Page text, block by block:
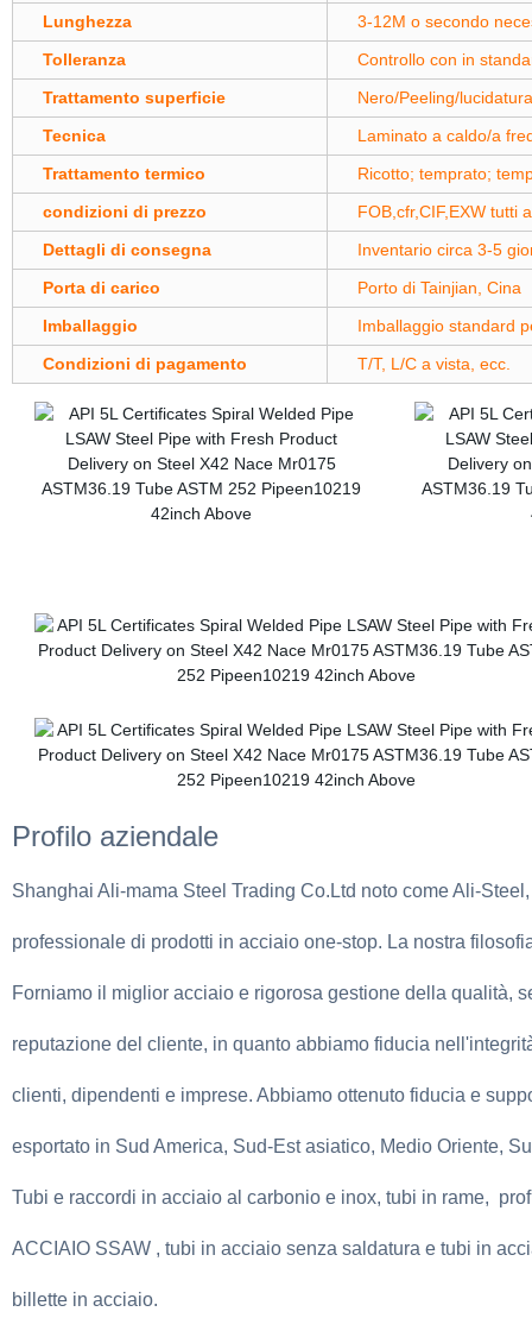
Lunghezza
3-12M o secondo
Tolleranza
Controllo con in
Trattamento superficie
Nero/Peeling/
Tecnica
Laminato a caldo/a
Trattamento termico
Ricotto; temprato;
condizioni di prezzo
FOB,cfr,CIF,EXW tutti
Dettagli di consegna
Inventario circa 3-5
Porta di carico
Porto di Tainjian, Cina
Imballaggio
Imballaggio standard
Condizioni di pagamento
T/T, L/C a vista, ecc.
Profilo aziendale
Shanghai Ali-mama Steel Trading Co.Ltd noto come Ali-
professionale di prodotti in acciaio one-stop. La nostra
Forniamo il miglior acciaio e rigorosa gestione della qualità,
reputazione del cliente, in quanto abbiamo fiducia
clienti, dipendenti e imprese. Abbiamo ottenuto fiducia e
esportato in Sud America, Sud-Est asiatico, Medio Oriente,
Tubi e raccordi in acciaio al carbonio e inox, tubi in rame,
ACCIAIO SSAW , tubi in acciaio senza saldatura e tubi in
billette in acciaio.